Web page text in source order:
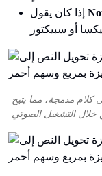
كلام مدمجة، مما يتيح